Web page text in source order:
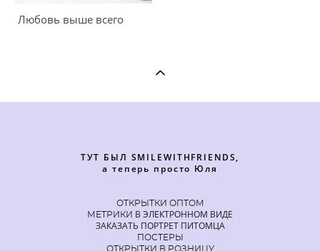
Любовь выше всего
ТУТ БЫЛ SMILEWITHFRIENDS,
а теперь просто Юля
ОТКРЫТКИ ОПТОМ
МЕТРИКИ В ЭЛЕКТРОННОМ ВИДЕ
ЗАКАЗАТЬ ПОРТРЕТ ПИТОМЦА
ПОСТЕРЫ
ОТКРЫТКИ В РОЗНИЦУ